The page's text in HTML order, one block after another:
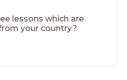
lessons which are
your country?